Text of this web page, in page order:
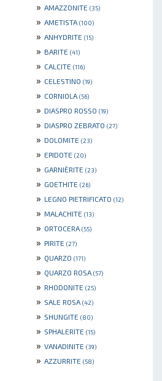
» AMAZZONITE (35)
» AMETISTA (100)
» ANHYDRITE (15)
» BARITE (41)
» CALCITE (116)
» CELESTINO (19)
» CORNIOLA (56)
» DIASPRO ROSSO (19)
» DIASPRO ZEBRATO (27)
» DOLOMITE (23)
» EPIDOTE (20)
» GARNIÈRITE (23)
» GOETHITE (26)
» LEGNO PIETRIFICATO (12)
» MALACHITE (13)
» ORTOCERA (55)
» PIRITE (27)
» QUARZO (171)
» QUARZO ROSA (57)
» RHODONITE (25)
» SALE ROSA (42)
» SHUNGITE (80)
» SPHALERITE (15)
» VANADINITE (39)
» AZZURRITE (58)